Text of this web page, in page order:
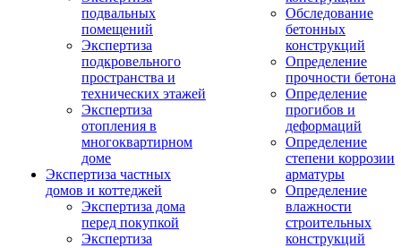
подвальных
помещений
Экспертиза
подкровельного
пространства и
технических этажей
Экспертиза
отопления в
многоквартирном
доме
Экспертиза частных
домов и коттеджей
Экспертиза дома
перед покупкой
Экспертиза
Обследование
бетонных
конструкций
Определение
прочности бетона
Определение
прогибов и
деформаций
Определение
степени коррозии
арматуры
Определение
влажности
строительных
конструкций